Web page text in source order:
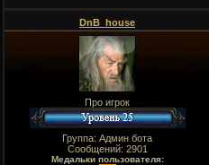
DnB_house
Про игрок
Группа: Админ бота
Сообщений: 2901
Медальки пользователя: